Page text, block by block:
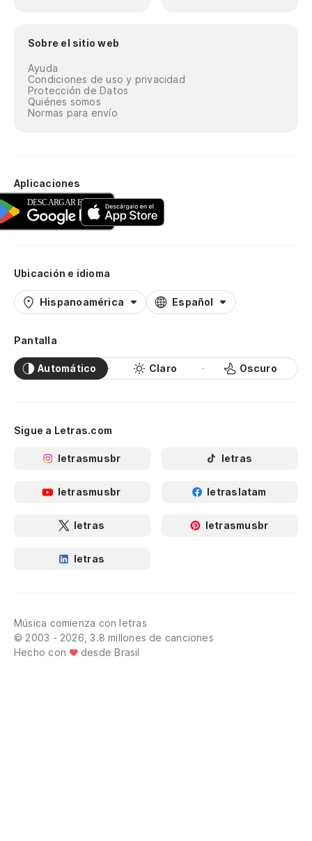
Sobre el sitio web
Ayuda
Condiciones de uso y privacidad
Protección de Datos
Quiénes somos
Normas para envío
Aplicaciones
Ubicación e idioma
Hispanoamérica Español
Pantalla
Automático Claro Oscuro
Sigue a Letras.com
letrasmusbr letras
letrasmusbr letraslatam
letras letrasmusbr
letras
Música comienza con letras
© 2003 - 2026, 3.8 millones de canciones
Hecho con
desde Brasil